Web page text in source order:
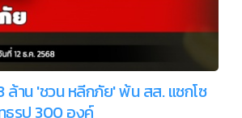
ล้าน 'ชวน หลีกภัย' พ้น สส. แซกโซ
รูป 300 องค์